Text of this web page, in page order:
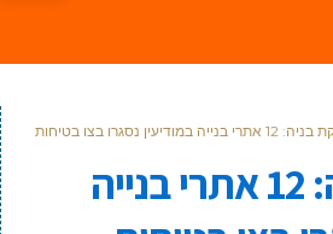
במודיעין נסגרו בצו בטיחות
הפסקת בניה: 12 אתרי בנייה